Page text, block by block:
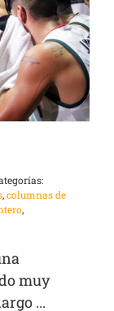
,columnas de
,
muy
...